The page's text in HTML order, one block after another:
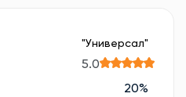
"Универсал"
5.0
20%